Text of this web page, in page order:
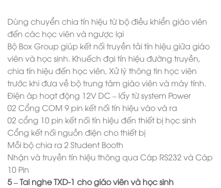
Dùng chuyển chia tín hiệu từ bộ điều khiển giáo viên
đến các học viên và ngược lại
Bộ Box Group giúp kết nối truyền tải tín hiệu giữa giáo
viên và học sinh. Khuếch đại tín hiệu đường truyền,
chia tín hiệu đến học viên, Xử lý thông tin học viên
trước khi đưa về bộ trung tâm giáo viên và máy tính.
Điện áp hoạt động 12V DC – lấy từ system Power
02 Cổng COM 9 pin kết nối tín hiệu vào và ra
02 cổng 10 pin kết nối tín hiệu đến thiết bị học sinh
Cổng kết nối nguồn điện cho thiết bị
Mỗi bộ chia ra 2 Student Booth
Nhận và truyền tín hiệu thông qua Cáp RS232 và Cáp
10 Pin
5 – Tai nghe TXD-1 cho giáo viên và học sinh